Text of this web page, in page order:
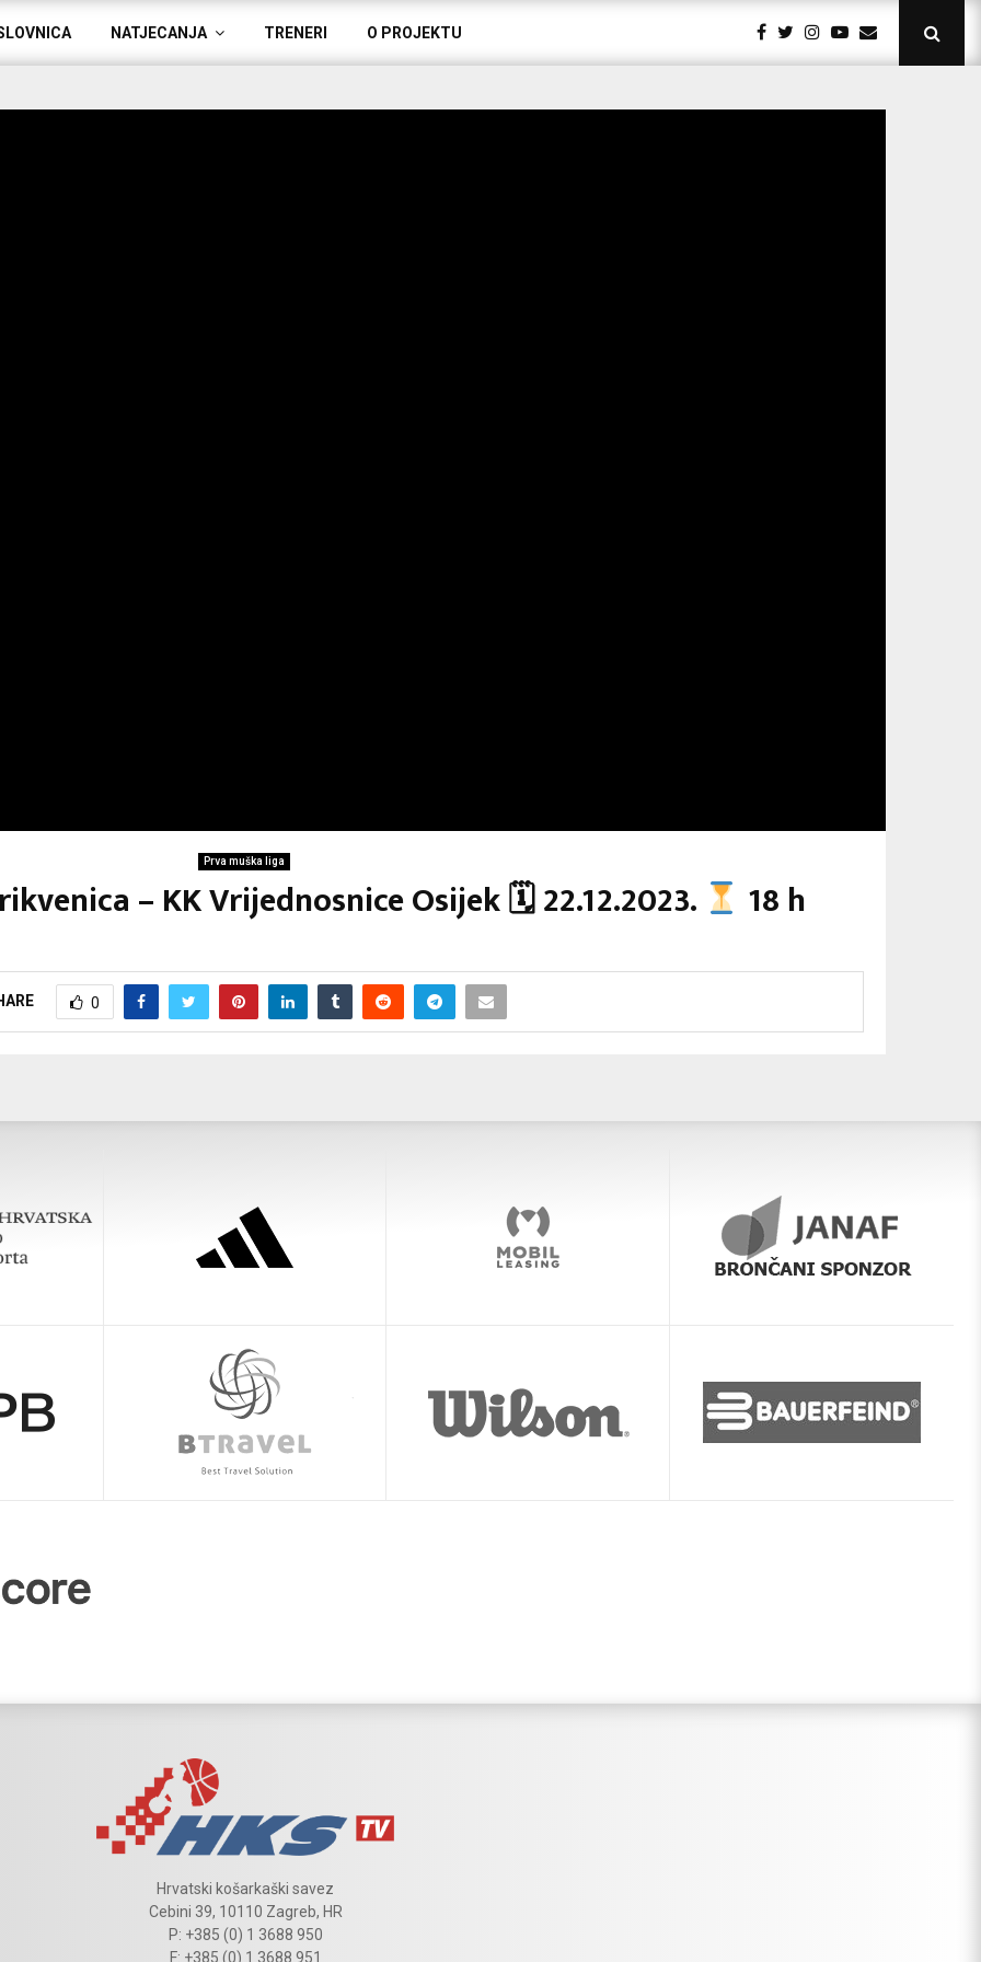
NATJECANJA TRENERI O PROJEKTU
Prva muška liga
– KK Vrijednosnice Osijek 🗓 22.12.2023. 18 h
0
Hrvatski košarkaški savez
Cebini 39, 10110 Zagreb, HR
P: +385 (0) 1 3688 950
F: +385 (0) 1 3688 951